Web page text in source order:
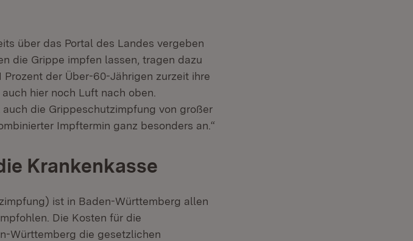
über das Portal des Landes vergeben
die Grippe impfen lassen, tragen dazu
der Über-60-Jährigen zurzeit ihre
hier noch Luft nach oben.
die Grippeschutzimpfung von großer
Impftermin ganz besonders an.“
Krankenkasse
ist in Baden-Württemberg allen
Die Kosten für die
Württemberg die gesetzlichen